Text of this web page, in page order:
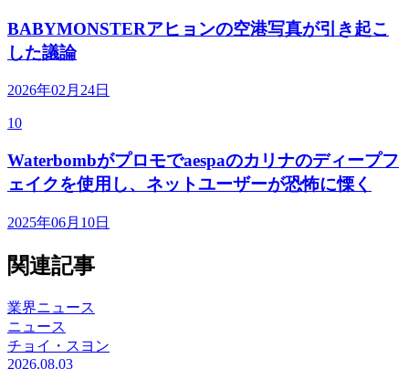
BABYMONSTERアヒョンの空港写真が引き起こ
した議論
2026年02月24日
10
Waterbombがプロモでaespaのカリナのディープフ
ェイクを使用し、ネットユーザーが恐怖に慄く
2025年06月10日
関連記事
業界ニュース
ニュース
チョイ・スヨン
2026.08.03